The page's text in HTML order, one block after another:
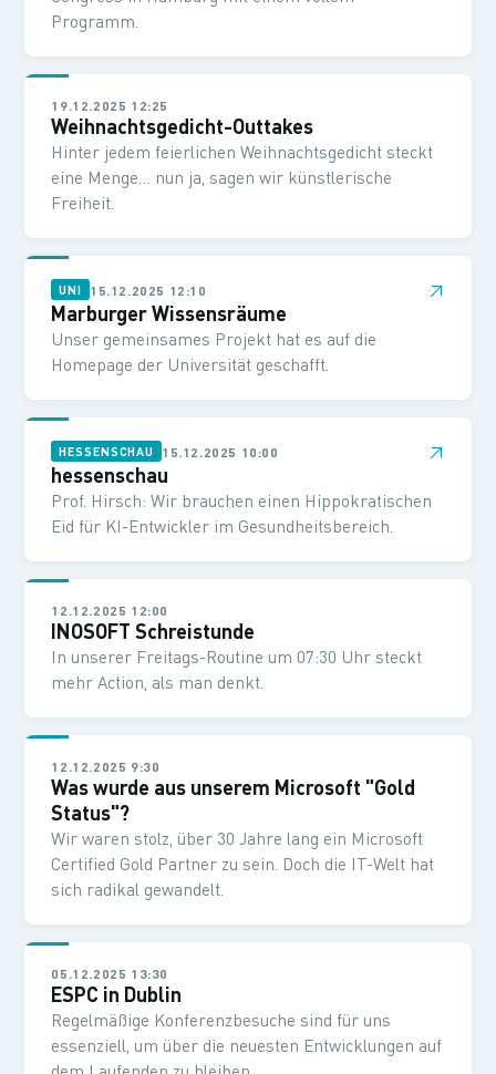
Programm.
19.12.2025 12:25
Weihnachtsgedicht-Outtakes
Hinter jedem feierlichen Weihnachtsgedicht steckt
eine Menge… nun ja, sagen wir künstlerische
Freiheit.
UNI 15.12.2025 12:10 ↗
Marburger Wissensräume
Unser gemeinsames Projekt hat es auf die
Homepage der Universität geschafft.
HESSENSCHAU 15.12.2025 10:00 ↗
hessenschau
Prof. Hirsch: Wir brauchen einen Hippokratischen
Eid für KI-Entwickler im Gesundheitsbereich.
12.12.2025 12:00
INOSOFT Schreistunde
In unserer Freitags-Routine um 07:30 Uhr steckt
mehr Action, als man denkt.
12.12.2025 9:30
Was wurde aus unserem Microsoft "Gold
Status"?
Wir waren stolz, über 30 Jahre lang ein Microsoft
Certified Gold Partner zu sein. Doch die IT-Welt hat
sich radikal gewandelt.
05.12.2025 13:30
ESPC in Dublin
Regelmäßige Konferenzbesuche sind für uns
essenziell, um über die neuesten Entwicklungen auf